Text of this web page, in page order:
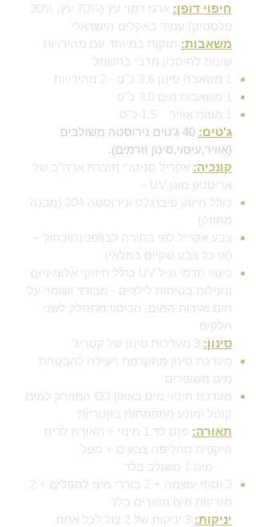
חיפוי דופן:
ארגז דמוי עץ (70% עץ, 30%
פלסטיק) עמיד באקלים הישראלי
משאבות: חזקות במיוחד עם מהירויות
שונות לחיסכון מרבי בחשמל
1 משאבה סינון 3.6 כ"ס - 2 מהירויות
1 משאבות מים 3.0 כ"ס
1 מפוח אוויר 1.5 כ"ס
ג'טים:
40 ג'טים נירוסטה משולבים
(אוויר,עיסוי,סינון וזרמים).
קונכיה: אקריל סניטרי תוצרת ארה"ב של
אריסטק מוגן UV –
כולל חיזוק פיברגלס ונירוסטה 304 (מבנה
מחוזק)
צבע אקריל לפי בחירה לבן\פנינה\כחול –
(או כל צבע שקיים במלאי)
כיסוי תרמי וניל UV כולל חיזוקי אלומיניום
ונעילות בטיחות לילדים - מבודד ושומר על
חום ואיכות המים, הכיסוי מתחלק לשני
חלקים
סינון: 3 מערכות סינון של קטריג'
מערכת סינון מתקדמת ויעילה להבטחת
מים משופרים
מערכת חיטוי מים באוזון O3 המוזרק למים
קוטל ומונע התפתחות בקטריות
תאורה:
פנס לד 1 מימי + תאורת לדים
היקפית מחליפה צבעים + מפל
מים 1 משולב בלד
3 וסתי עוצמה + 2 בוררי מים למפלים + 2
מזרקות מים מוארים בלד
יניקות:
3 יניקות של 2 צול לכל אחת.